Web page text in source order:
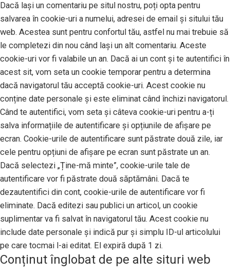
Dacă lași un comentariu pe situl nostru, poți opta pentru
salvarea în cookie-uri a numelui, adresei de email și sitului tău
web. Acestea sunt pentru confortul tău, astfel nu mai trebuie să
le completezi din nou când lași un alt comentariu. Aceste
cookie-uri vor fi valabile un an. Dacă ai un cont și te autentifici în
acest sit, vom seta un cookie temporar pentru a determina
dacă navigatorul tău acceptă cookie-uri. Acest cookie nu
conține date personale și este eliminat când închizi navigatorul.
Când te autentifici, vom seta și câteva cookie-uri pentru a-ți
salva informațiile de autentificare și opțiunile de afișare pe
ecran. Cookie-urile de autentificare sunt păstrate două zile, iar
cele pentru opțiuni de afișare pe ecran sunt păstrate un an.
Dacă selectezi „Ține-mă minte”, cookie-urile tale de
autentificare vor fi păstrate două săptămâni. Dacă te
dezautentifici din cont, cookie-urile de autentificare vor fi
eliminate. Dacă editezi sau publici un articol, un cookie
suplimentar va fi salvat în navigatorul tău. Acest cookie nu
include date personale și indică pur și simplu ID-ul articolului
pe care tocmai l-ai editat. El expiră după 1 zi.
Conținut înglobat de pe alte situri web